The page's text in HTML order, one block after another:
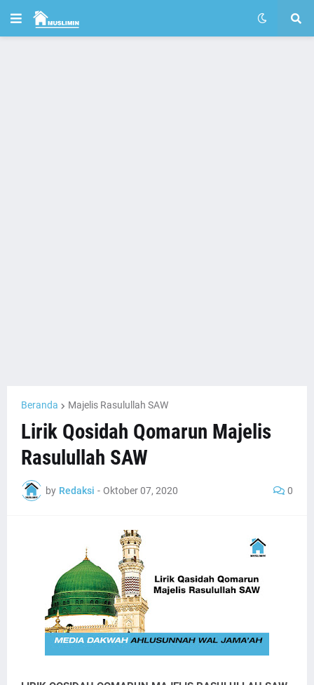
Beranda Majelis Rasulullah SAW
Lirik Qosidah Qomarun Majelis
Rasulullah SAW
by Redaksi - Oktober 07, 2020 0